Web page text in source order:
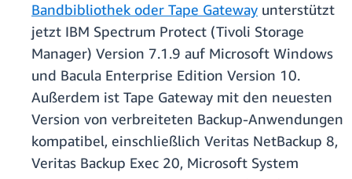
Bandbibliothek oder Tape Gateway unterstützt
jetzt IBM Spectrum Protect (Tivoli Storage
Manager) Version 7.1.9 auf Microsoft Windows
und Bacula Enterprise Edition Version 10.
Außerdem ist Tape Gateway mit den neuesten
Version von verbreiteten Backup-Anwendungen
kompatibel, einschließlich Veritas NetBackup 8,
Veritas Backup Exec 20, Microsoft System